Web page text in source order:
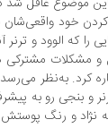
خود
که الوود و ترنر
مشکلات مشترکی
به‌نظر می‌رسد
و بنجی رو به
نژاد و رنگ